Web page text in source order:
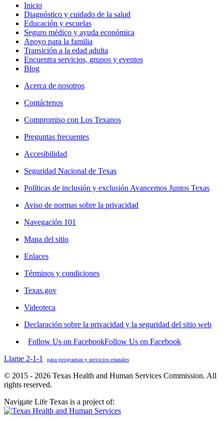
Inicio
Diagnóstico y cuidado de la salud
Educación y escuelas
Seguro médico y ayuda económica
Apoyo para la familia
Transición a la edad adulta
Encuentra servicios, grupos y eventos
Blog
Acerca de nosotros
Contáctenos
Compromiso con Los Texanos
Preguntas frecuentes
Accesibilidad
Seguridad Nacional de Texas
Políticas de inclusión y exclusión Avancemos Juntos Texas
Aviso de normas sobre la privacidad
Navegación 101
Mapa del sitio
Enlaces
Términos y condiciones
Texas.gov
Videoteca
Declaración sobre la privacidad y la seguridad del sitio web
Follow Us on FacebookFollow Us on Facebook
Llame 2-1-1
para programas y servicios estatales
© 2015 - 2026 Texas Health and Human Services Commission. All
rights reserved.
Navigate Life Texas is a project of: